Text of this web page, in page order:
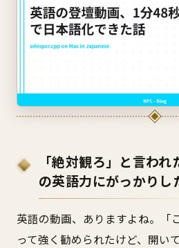
「絶対観ろ」と言わ
の英語力にがっかりし
英語の動画、ありますよね。「
って強く勧められたけど、開い